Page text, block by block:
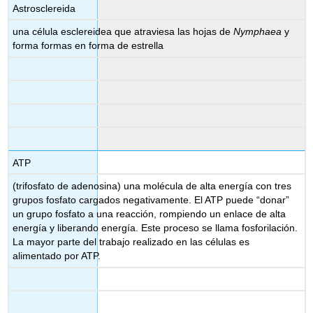
Astrosclereida
una célula esclereidea que atraviesa las hojas deNymphaea y
forma formas en forma de estrella
ATP
(trifosfato de adenosina) una molécula de alta energía con tres
grupos fosfato cargados negativamente. El ATP puede “donar”
un grupo fosfato a una reacción, rompiendo un enlace de alta
energía y liberando energía. Este proceso se llama fosforilación.
La mayor parte del trabajo realizado en las células es
alimentado por ATP.